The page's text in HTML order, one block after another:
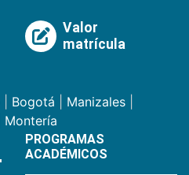
Valor
matrícula
Bogotá Manizales
Montería
PROGRAMAS
ACADÉMICOS